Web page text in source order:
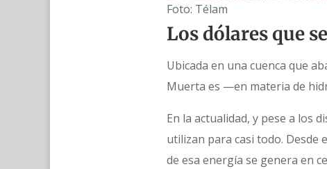
Foto: Télam
Los dólares que
Ubicada en una cuenca que
Muerta es —en materia de
En la actualidad, y pese a los
utilizan para casi todo. Desde
de esa energía se genera en